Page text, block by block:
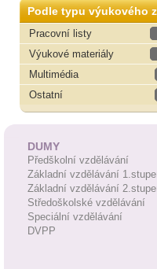
Podle typu výukového
Pracovní listy
Výukové materiály
Multimédia
Ostatní
DUMY
Předškolní vzdělávání
Základní vzdělávání
Základní vzdělávání
Středoškolské vzdělávání
Speciální vzdělávání
DVPP